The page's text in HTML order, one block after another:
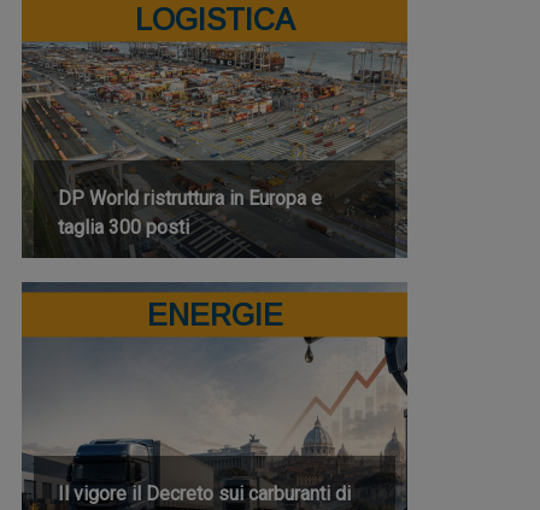
LOGISTICA
DP World ristruttura in Europa e
taglia 300 posti
ENERGIE
Il vigore il Decreto sui carburanti di